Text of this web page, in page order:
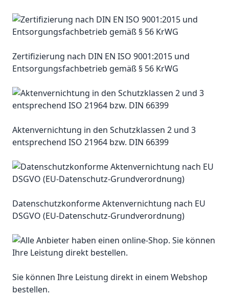
Zertifizierung nach DIN EN ISO 9001:2015 und
Entsorgungsfachbetrieb gemäß § 56 KrWG
Aktenvernichtung in den Schutzklassen 2 und 3
entsprechend ISO 21964 bzw. DIN 66399
Datenschutzkonforme Aktenvernichtung nach EU
DSGVO (EU-Datenschutz-Grundverordnung)
Sie können Ihre Leistung direkt in einem Webshop
bestellen.